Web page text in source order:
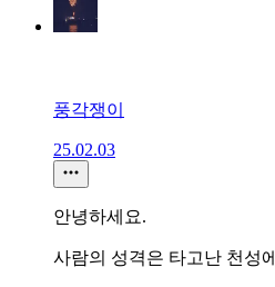
풍각쟁이
25.02.03
안녕하세요.
사람의 성격은 타고난 천성에